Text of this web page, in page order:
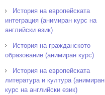
История на европейската
интеграция (анимиран курс на
английски език)
История на гражданското
образование (анимиран курс)
История на европейската
литература и култура (анимиран
курс на английски език)